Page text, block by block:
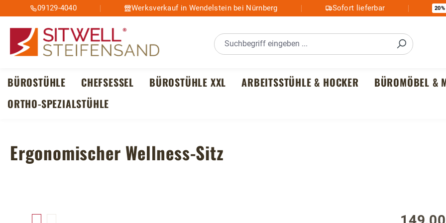
Hauptinhalt springen
Zur Suche springen
Zur Hauptnavigation springen
09129-4040 Werksverkauf in Wendelstein bei Nürnberg Sofort lieferbar 20%
BÜROSTÜHLE CHEFSESSEL BÜROSTÜHLE XXL ARBEITSSTÜHLE & HOCKER BÜROMÖBEL &
ORTHO-SPEZIALSTÜHLE
Ergonomischer Wellness-Sitz
Regulärer